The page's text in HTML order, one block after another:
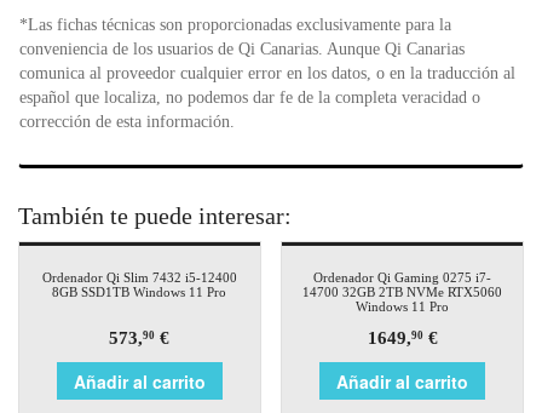
*Las fichas técnicas son proporcionadas exclusivamente para la
conveniencia de los usuarios de Qi Canarias. Aunque Qi Canarias
comunica al proveedor cualquier error en los datos, o en la traducción al
español que localiza, no podemos dar fe de la completa veracidad o
corrección de esta información.
También te puede interesar:
Ordenador Qi Slim 7432 i5-12400
8GB SSD1TB Windows 11 Pro
573,90 €
Añadir al carrito
Ordenador Qi Gaming 0275 i7-
14700 32GB 2TB NVMe RTX5060
Windows 11 Pro
1649,90€
Añadir al carrito